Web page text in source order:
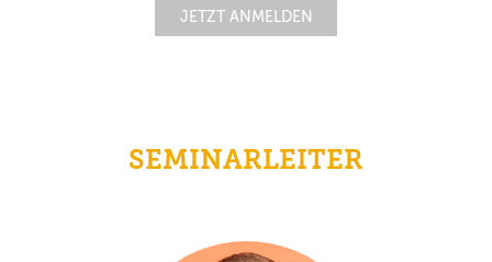
JETZT ANMELDEN
SEMINARLEITER